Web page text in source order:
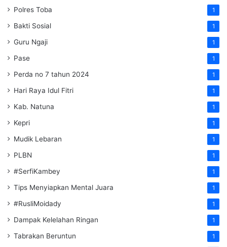
Polres Toba 1
Bakti Sosial 1
Guru Ngaji 1
Pase 1
Perda no 7 tahun 2024 1
Hari Raya Idul Fitri 1
Kab. Natuna 1
Kepri 1
Mudik Lebaran 1
PLBN 1
#SerfiKambey 1
Tips Menyiapkan Mental Juara 1
#RusliMoidady 1
Dampak Kelelahan Ringan 1
Tabrakan Beruntun 1